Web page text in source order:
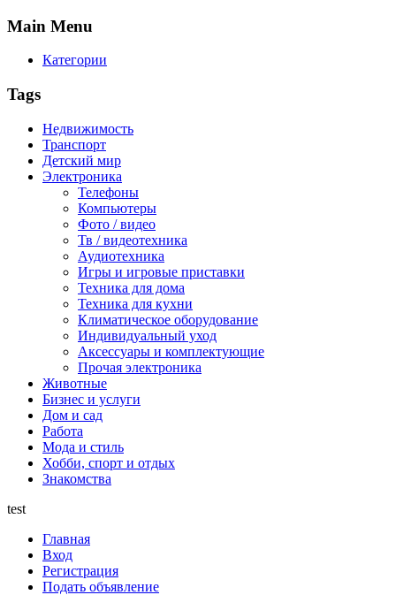
Main Menu
Категории
Tags
Недвижимость
Транспорт
Детский мир
Электроника
Телефоны
Компьютеры
Фото / видео
Тв / видеотехника
Аудиотехника
Игры и игровые приставки
Техника для дома
Техника для кухни
Климатическое оборудование
Индивидуальный уход
Аксессуары и комплектующие
Прочая электроника
Животные
Бизнес и услуги
Дом и сад
Работа
Мода и стиль
Хобби, спорт и отдых
Знакомства
test
Главная
Вход
Регистрация
Подать объявление